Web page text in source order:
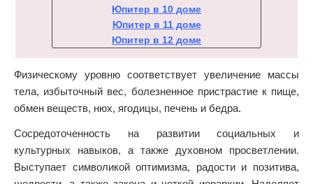
Юпитер в 10 доме
Юпитер в 11 доме
Юпитер в 12 доме
Физическому уровню соответствует увеличение массы
тела, избыточный вес, болезненное пристрастие к пище,
обмен веществ, нюх, ягодицы, печень и бедра.
Сосредоточенность на развитии социальных и
культурных навыков, а также духовном просветлении.
Выступает символикой оптимизма, радости и позитива,